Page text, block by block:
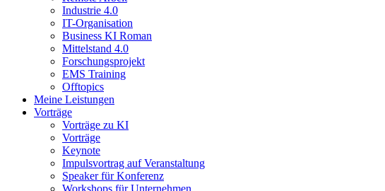
Industrie 4.0
IT-Organisation
Business KI Roman
Mittelstand 4.0
Forschungsprojekt
EMS Training
Offtopics
Meine Leistungen
Vorträge
Vorträge zu KI
Vorträge
Keynote
Impulsvortrag auf Veranstaltung
Speaker für Konferenz
Workshops für Unternehmen